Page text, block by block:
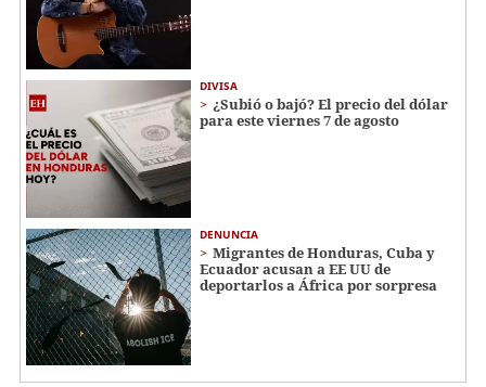
DIVISA
¿Subió o bajó? El precio del dólar
para este viernes 7 de agosto
DENUNCIA
Migrantes de Honduras, Cuba y
Ecuador acusan a EE UU de
deportarlos a África por sorpresa